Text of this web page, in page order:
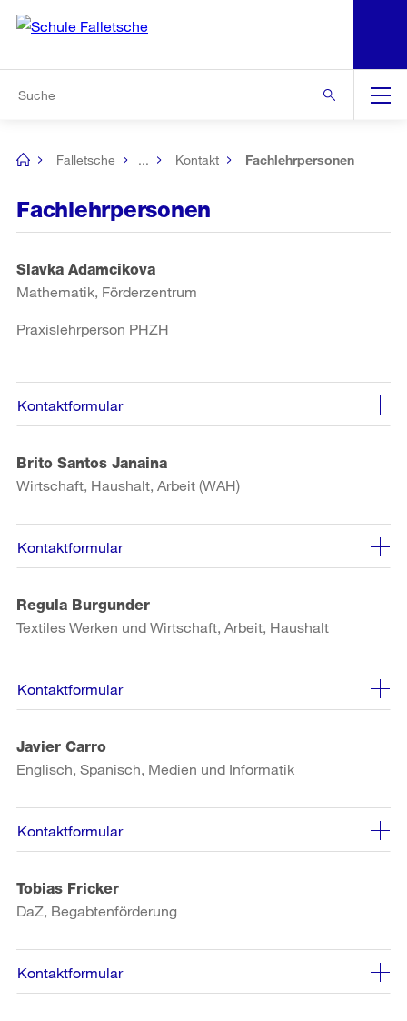
Navigation
[no
Falletsche ... Kontakt Fachlehrpersonen
Fachlehrpersonen
Slavka Adamcikova
Mathematik, Förderzentrum
Praxislehrperson PHZH
Kontaktformular
Brito Santos Janaina
Wirtschaft, Haushalt, Arbeit (WAH)
Kontaktformular
Regula Burgunder
Textiles Werken und Wirtschaft, Arbeit, Haushalt
Kontaktformular
Javier Carro
Englisch, Spanisch, Medien und Informatik
Kontaktformular
Tobias Fricker
DaZ, Begabtenförderung
Kontaktformular